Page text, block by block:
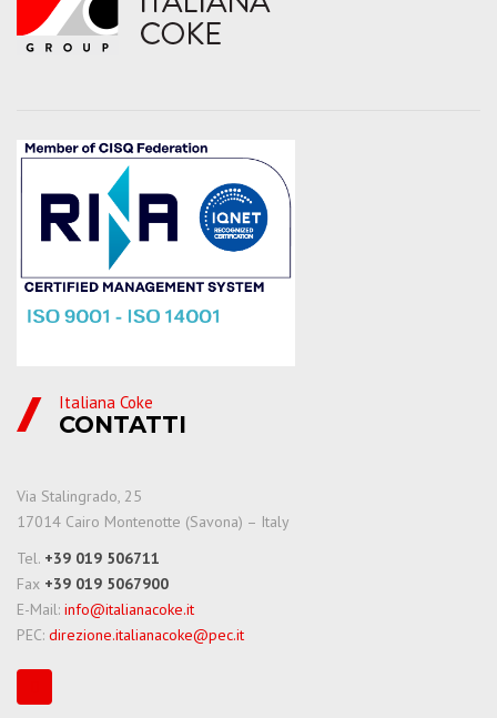
Italiana Coke
CONTATTI
Via Stalingrado, 25
17014 Cairo Montenotte (Savona) – Italy
Tel. +39 019 506711
Fax +39 019 5067900
E-Mail: info@italianacoke.it
PEC: direzione.italianacoke@pec.it